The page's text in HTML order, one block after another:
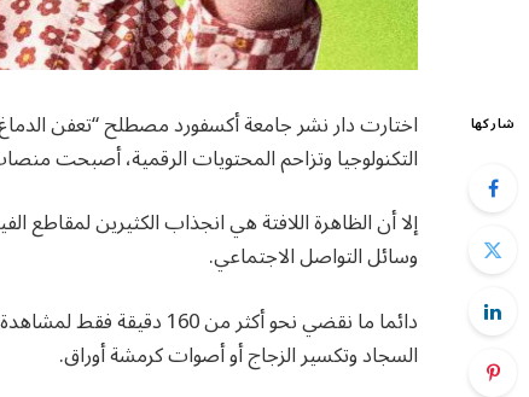
شاركها
التكنولوجيا وتزاحم المحتويات الرقمية، أصبحت
إلا أن الظاهرة اللافتة هي انجذاب الكثيرين لمقاطع
وسائل التواصل الاجتماعي.
دائما ما نقضي نحو أكثر
السجاد وتكسير الزجاج أو أصوات كرمشة أوراق.